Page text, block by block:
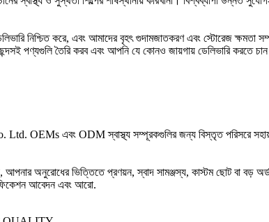
নিশ্চিত করে, এবং আমাদের বৃহৎ গুদামজাতকরণ এবং স্টোরেজ ক্ষমতা
পণ্যগুলি তৈরি করব এবং আপনি যে কোনও জায়গায় ডেলিভারি করতে চান
এবং ODM স্বাস্থ্য সম্পূরকগুলির জন্য বিস্তৃত পরিসরে সহায়তা
আপনার অনুরোধের ভিত্তিতে প্রণয়ন, স্বাদ সামঞ্জস্য, কাস্টম ছোট বা বড়
আবেদন এবং আরো.